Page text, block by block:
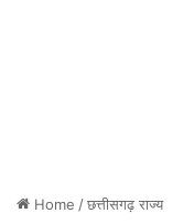
Home /छत्तीसगढ़ राज्य